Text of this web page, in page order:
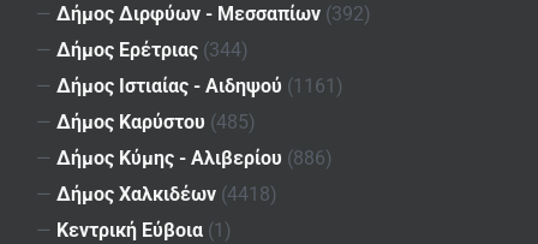
— Δήμος Διρφύων - Μεσσαπίων (392)
— Δήμος Ερέτριας (344)
— Δήμος Ιστιαίας - Αιδηψού (1161)
— Δήμος Καρύστου (485)
— Δήμος Κύμης - Αλιβερίου (886)
— Δήμος Χαλκιδέων (4418)
— Κεντρική Εύβοια (1)